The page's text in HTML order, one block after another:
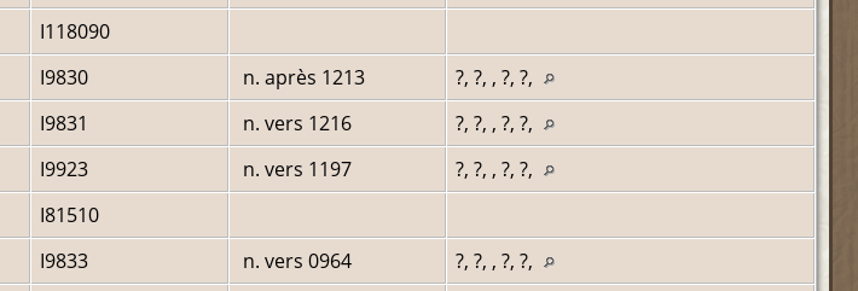
I118090
I9830 n. après 1213
?, ?, , ?, ?,
I9831 n. vers 1216
?, ?, , ?, ?,
I9923 n. vers 1197
?, ?, , ?, ?,
I81510
I9833 n. vers 0964
?, ?, , ?, ?,